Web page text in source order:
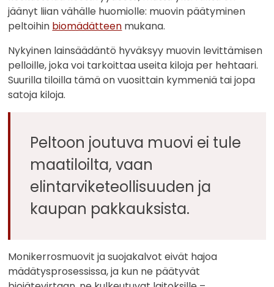
jäänyt liian vähälle huomiolle: muovin päätyminen
peltoihin biomädätteen mukana.
Nykyinen lainsäädäntö hyväksyy muovin levittämisen
pelloille, joka voi tarkoittaa useita kiloja per hehtaari.
Suurilla tiloilla tämä on vuosittain kymmeniä tai jopa
satoja kiloja.
Peltoon joutuva muovi ei tule
maatiloilta, vaan
elintarviketeollisuuden ja
kaupan pakkauksista.
Monikerrosmuovit ja suojakalvot eivät hajoa
mädätysprosessissa, ja kun ne päätyvät